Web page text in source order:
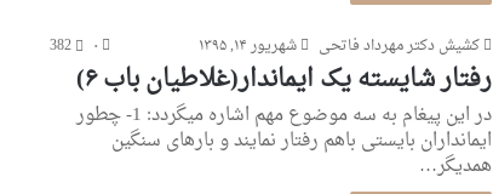
کشیش دکتر مهرداد فاتحی شهریور ۱۴, ۱۳۹۵ ۰ 382
رفتار شایسته یک ایماندار(غلاطیان باب ۶)
در این پیغام به سه موضوع مهم اشاره میگردد: 1- چطور
ایمانداران بایستی باهم رفتار نمایند و بارهای سنگین
همدیگر…